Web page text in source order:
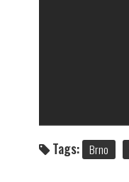
Tags: Brno